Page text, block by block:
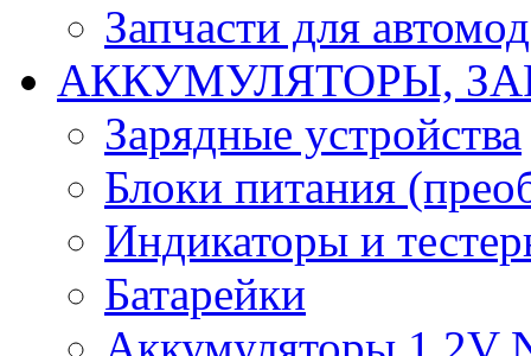
Запчасти для
АККУМУЛЯТОРЫ,
Зарядные устройства
Блоки питания
Индикаторы и
Батарейки